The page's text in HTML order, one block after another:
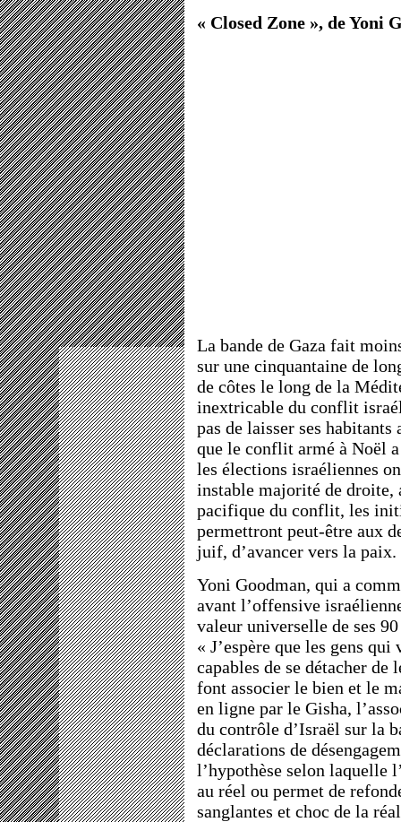
« Closed Zone », de Yoni
La bande de Gaza fait
sur une cinquantaine de
de côtes le long de la
inextricable du conflit
pas de laisser ses
que le conflit armé à Noël
les élections israéliennes
instable majorité de
pacifique du conflit, les
permettront peut-être aux
juif, d’avancer vers la paix.
Yoni Goodman, qui a
avant l’offensive
valeur universelle de ses
« J’espère que les gens
capables de se détacher
font associer le bien et le
en ligne par le Gisha,
du contrôle d’Israël sur la
déclarations de
l’hypothèse selon laquelle
au réel ou permet de
sanglantes et choc de la